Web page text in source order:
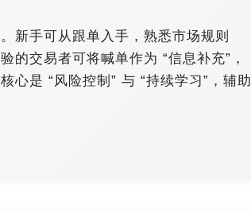
新手可从跟单入手，熟悉市场规则
的交易者可将喊单作为 “信息补充”，
心是 “风险控制” 与 “持续学习”，辅助